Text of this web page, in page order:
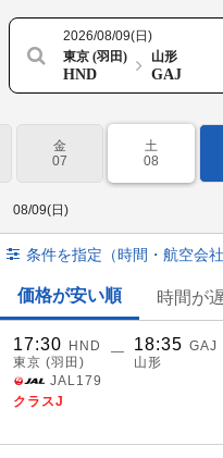
2026/08/09(日)
東京 (羽田)
HND
山形
GAJ
金
07
土
08
08/09(日)
条件を指定（時間・航空会社
価格が安い順 時間が
17:30
HND
東京 (羽田)
― 18:35 GAJ
山形
JAL179
クラスJ